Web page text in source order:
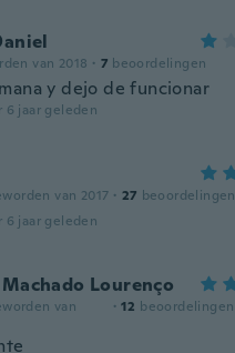
van 2018 · 7 beoordelingen
y dejo de funcionar
6 jaar geleden
van 2017 · 27 beoordelingen
6 jaar geleden
Lourenço
van
· 12 beoordelingen